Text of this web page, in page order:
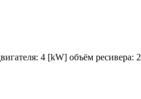
4 [kW] объём